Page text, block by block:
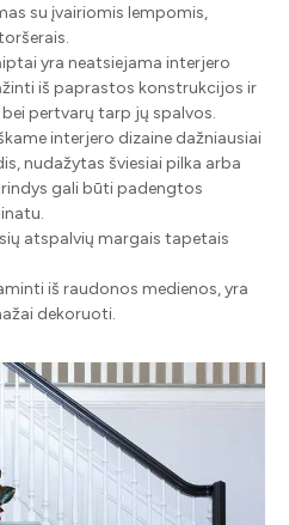
su įvairiomis lempomis,
yra neatsiejama interjero
iš paprastos konstrukcijos ir
pertvarų tarp jų spalvos.
interjero dizaine dažniausiai
nudažytas šviesiai pilka arba
gali būti padengtos
atspalvių margais tapetais
iš raudonos medienos, yra
dekoruoti.